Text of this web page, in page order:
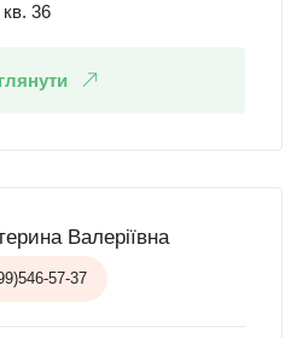
кв. 36
Валеріївна
57-37